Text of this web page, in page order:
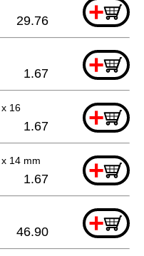
+
29.76
+
1.67
16 +
1.67
14 mm +
1.67
+
46.90